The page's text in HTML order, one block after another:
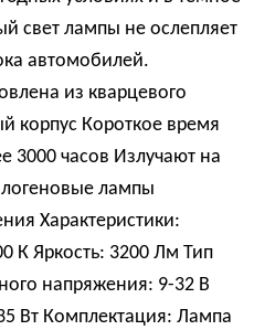
свет лампы не ослепляет
автомобилей.
из кварцевого
корпус Короткое время
3000 часов Излучают на
лампы
Характеристики:
К Яркость: 3200 Лм Тип
напряжения: 9-32 В
Вт Комплектация: Лампа